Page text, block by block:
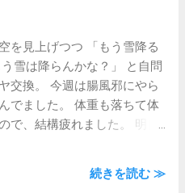
を見上げつつ 「もう雪降る
雪は降らんかな？」 と自問
交換。 今週は腸風邪にやら
でました。 体重も落ちて体
で、結構疲れました。 明日
続きを読む ≫